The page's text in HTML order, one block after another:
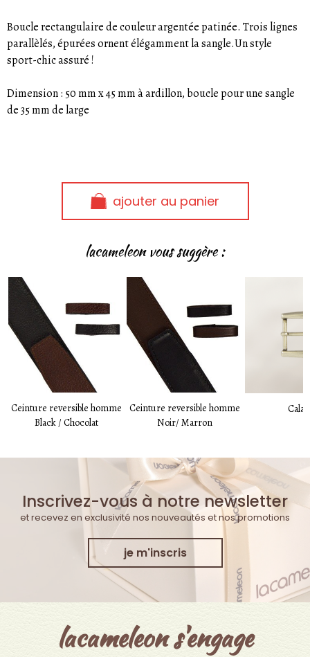
Boucle rectangulaire de couleur argentée patinée. Trois lignes
parallèlés, épurées ornent élégamment la sangle.Un style
sport-chic assuré !
Dimension : 50 mm x 45 mm à ardillon, boucle pour une sangle
de 35 mm de large
ajouter au panier
lacameleon vous suggère :
Ceinture reversible homme
Black / Chocolat
Ceinture reversible homme
Noir/ Marron
Inscrivez-vous à notre newsletter
et recevez en exclusivité nos nouveautés et nos promotions
je m'inscris
lacameleon s'engage